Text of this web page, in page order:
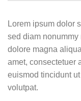
Lorem ipsum dolor
sed diam
dolore magna
amet, consectetuer
euismod tincidunt
volutpat.